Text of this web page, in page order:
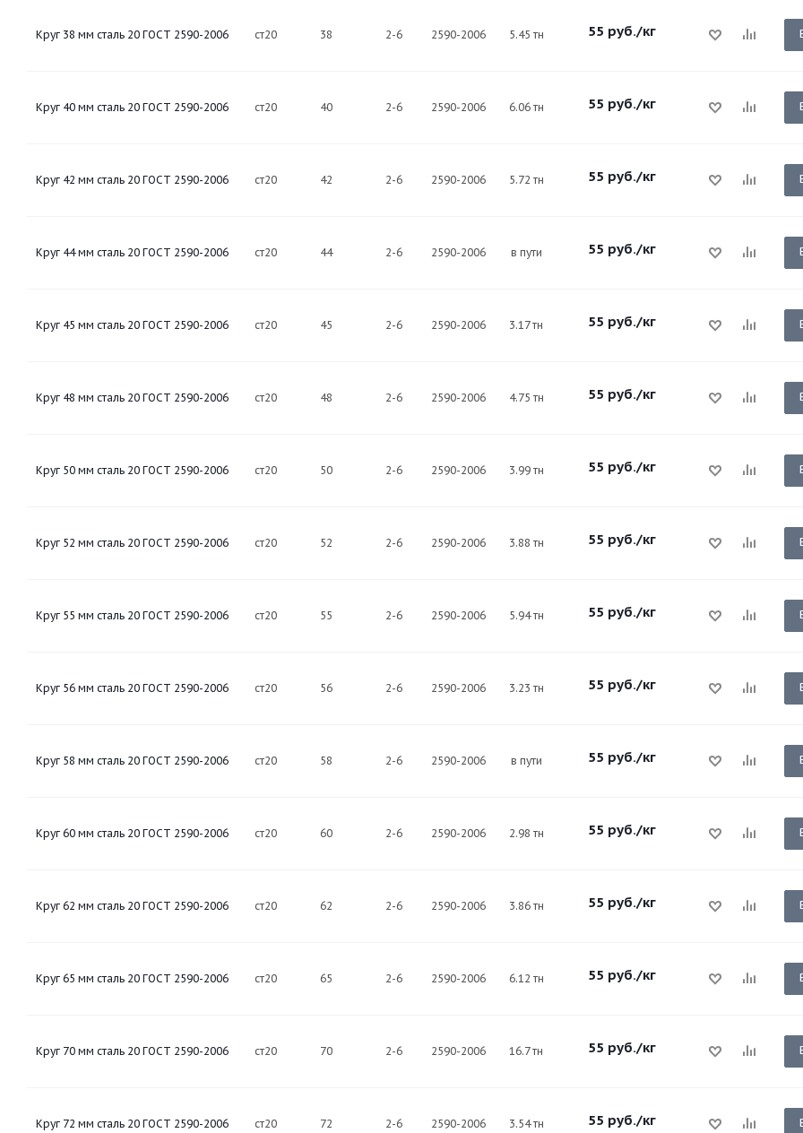
Круг 38 мм сталь 20 ГОСТ 2590-2006 ст20 38 2-6 2590-2006 5.45 тн 55 руб./кг
Круг 40 мм сталь 20 ГОСТ 2590-2006 ст20 40 2-6 2590-2006 6.06 тн 55 руб./кг
Круг 42 мм сталь 20 ГОСТ 2590-2006 ст20 42 2-6 2590-2006 5.72 тн 55 руб./кг
Круг 44 мм сталь 20 ГОСТ 2590-2006 ст20 44 2-6 2590-2006 в пути 55 руб./кг
Круг 45 мм сталь 20 ГОСТ 2590-2006 ст20 45 2-6 2590-2006 3.17 тн 55 руб./кг
Круг 48 мм сталь 20 ГОСТ 2590-2006 ст20 48 2-6 2590-2006 4.75 тн 55 руб./кг
Круг 50 мм сталь 20 ГОСТ 2590-2006 ст20 50 2-6 2590-2006 3.99 тн 55 руб./кг
Круг 52 мм сталь 20 ГОСТ 2590-2006 ст20 52 2-6 2590-2006 3.88 тн 55 руб./кг
Круг 55 мм сталь 20 ГОСТ 2590-2006 ст20 55 2-6 2590-2006 5.94 тн 55 руб./кг
Круг 56 мм сталь 20 ГОСТ 2590-2006 ст20 56 2-6 2590-2006 3.23 тн 55 руб./кг
Круг 58 мм сталь 20 ГОСТ 2590-2006 ст20 58 2-6 2590-2006 в пути 55 руб./кг
Круг 60 мм сталь 20 ГОСТ 2590-2006 ст20 60 2-6 2590-2006 2.98 тн 55 руб./кг
Круг 62 мм сталь 20 ГОСТ 2590-2006 ст20 62 2-6 2590-2006 3.86 тн 55 руб./кг
Круг 65 мм сталь 20 ГОСТ 2590-2006 ст20 65 2-6 2590-2006 6.12 тн 55 руб./кг
Круг 70 мм сталь 20 ГОСТ 2590-2006 ст20 70 2-6 2590-2006 16.7 тн 55 руб./кг
Круг 72 мм сталь 20 ГОСТ 2590-2006 ст20 72 2-6 2590-2006 3.54 тн 55 руб./кг